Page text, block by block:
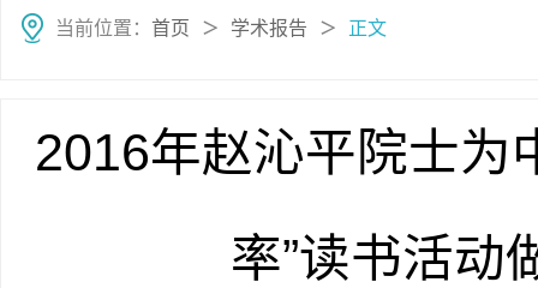
当前位置： 首页 ＞ 学术报告 ＞ 正文
2016年赵沁平院士为
率”读书活动